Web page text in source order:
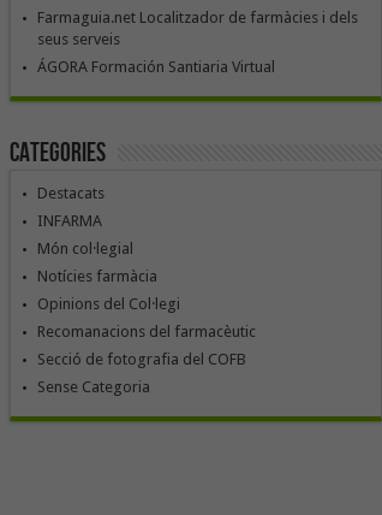
Farmaguia.net Localitzador de farmàcies i dels
seus serveis
ÁGORA Formación Santiaria Virtual
Categories
Destacats
INFARMA
Món col·legial
Notícies farmàcia
Opinions del Col·legi
Recomanacions del farmacèutic
Secció de fotografia del COFB
Sense Categoria